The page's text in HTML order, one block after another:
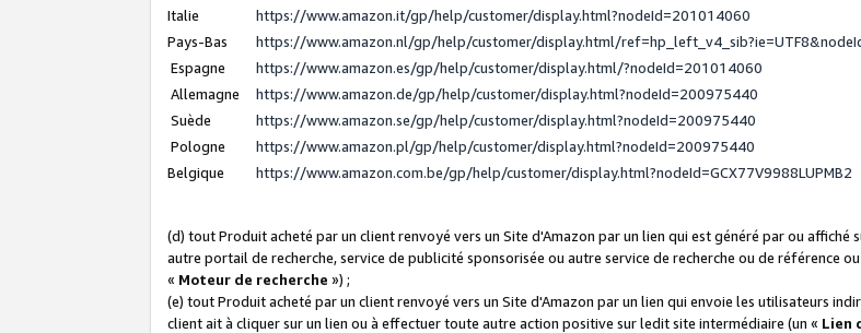
Italie
https://www.amazon.it/gp/help/customer/display.html?nodeId=201014060
Pays-Bas
https://www.amazon.nl/gp/help/customer/display.html/
Espagne
https://www.amazon.es/gp/help/customer/display.html/?nodeId=201014060
Allemagne
https://www.amazon.de/gp/help/customer/display.html?nodeId=200975440
Suède
https://www.amazon.se/gp/help/customer/display.html?nodeId=200975440
Pologne
https://www.amazon.pl/gp/help/customer/display.html?nodeId=200975440
Belgique
https://www.amazon.com.be/gp/help/customer/display.html?nodeId=GCX77V9988LUPMB2
(d) tout Produit acheté par un client renvoyé vers un Site d'Amazon par un lien qui est généré par ou affiché
autre portail de recherche, service de publicité sponsorisée ou autre service de recherche ou de référence
« Moteur de recherche ») ;
(e) tout Produit acheté par un client renvoyé vers un Site d'Amazon par un lien qui envoie les utilisateurs
client ait à cliquer sur un lien ou à effectuer toute autre action positive sur ledit site intermédiaire (un « Lien